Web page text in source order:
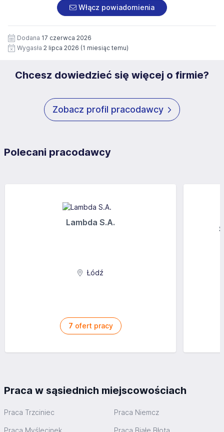
pod numerem 33 816 64 09 lub pisemnie na adres
siedziby administratora.
https://www.workprofit.pl/klauzula-informacyjna.html
załączonych dokumentach aplikacyjnych (w tym
wizerunku), na potrzeby przyszłych rekrutacji przez okres
12 miesięcy. Zgoda jest dobrowolna i może być w każdym
czasie wycofana.
Włącz powiadomienia
Dodana 17 czerwca 2026
Wygasła 2 lipca 2026 (1 miesiąc temu)
Chcesz dowiedzieć się więcej o firmie?
Zobacz profil pracodawcy
Polecani pracodawcy
Lambda S.A.
Łódź
7 ofert pracy
Praca w sąsiednich miejscowościach
Praca Trzciniec Praca Niemcz